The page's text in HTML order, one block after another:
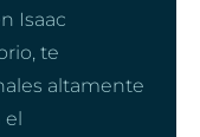
Isaac
te
altamente
el